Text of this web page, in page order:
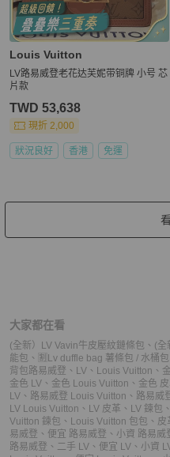
Louis Vuitton
LV路易威登老花达芙妮带铜牌 小号 芯
片款
TWD 53,638
現折 2,000
狀況良好 香港 免運
大家都在看
(全新）LV Vavin牛皮壓紋鏈條包 、 (全
能包 、 🈹Lv duffle bag 薯條包 / 水桶
背包 路易威登 、 LV 、 Louis Vuitton 、
金色 LV 、 金色 Louis Vuitton 、 金色
LV 、 路易威登 Louis Vuitton 、 路易威
LV Louis Vuitton 、 LV 皮革 、 LV 鍊包 、
Vuitton 鍊包 、 Louis Vuitton 包包 、 皮
易威登 、 便宜 路易威登 、 小資 路易威
路易威登 、 二手 LV 、 便宜 LV 、 小資